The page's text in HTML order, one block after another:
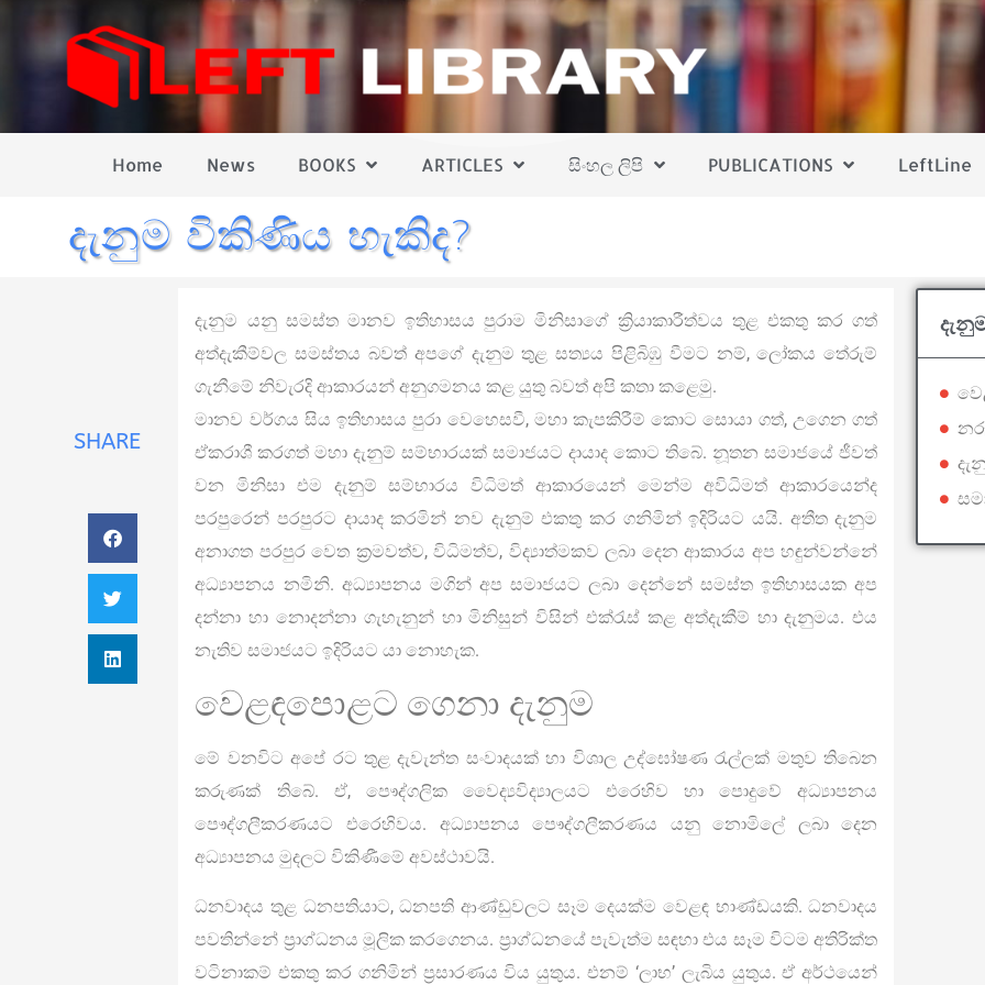
Home News BOOKS ARTICLES සිංහල ලිපි PUBLICATIONS LeftLine
දැනුම විකිණිය හැකිද?
SHARE
දැනුම යනු සමස්ත මානව ඉතිහාසය පුරාම මිනිසාගේ ක්‍රියාකාරීත්වය තුළ එකතු කර ගත්
අත්දැකීම්වල සමස්තය බවත් අපගේ දැනුම තුළ සත්‍යය පිළිබිඹු වීමට නම්, ලෝකය තේරුම්
ගැනීමේ නිවැරදි ආකාරයන් අනුගමනය කළ යුතු බවත් අපි කතා කළෙමු.
මානව වර්ගය සිය ඉතිහාසය පුරා වෙහෙසවී, මහා කැපකිරීම් කොට සොයා ගත්, උගෙන ගත්
ඒකරාශී කරගත් මහා දැනුම් සම්භාරයක් සමාජයට දායාද කොට තිබේ. නූතන සමාජයේ ජීවත්
වන මිනිසා එම දැනුම් සම්භාරය විධිමත් ආකාරයෙන් මෙන්ම අවිධිමත් ආකාරයෙන්ද
පරපුරෙන් පරපුරට දායාද කරමින් නව දැනුම් එකතු කර ගනිමින් ඉදිරියට යයි. අතීත දැනුම
අනාගත පරපුර වෙත ක්‍රමවත්ව, විධිමත්ව, විද්‍යාත්මකව ලබා දෙන ආකාරය අප හඳුන්වන්නේ
අධ්‍යාපනය නමිනි. අධ්‍යාපනය මගින් අප සමාජයට ලබා දෙන්නේ සමස්ත ඉතිහාසයක අප
දන්නා හා නොදන්නා ගැහැනුන් හා මිනිසුන් විසින් එක්රැස් කළ අත්දැකීම් හා දැනුමය. එය
නැතිව සමාජයට ඉදිරියට යා නොහැක.
වෙළඳපොළට ගෙනා දැනුම
මේ වනවිට අපේ රට තුළ දැවැන්ත සංවාදයක් හා විශාල උද්ඝෝෂණ රැල්ලක් මතුව තිබෙන
කරුණක් තිබේ. ඒ, පෞද්ගලික වෛද්‍යවිද්‍යාලයට එරෙහිව හා පොදුවේ අධ්‍යාපනය
පෞද්ගලීකරණයට එරෙහිවය. අධ්‍යාපනය පෞද්ගලීකරණය යනු නොමිලේ ලබා දෙන
අධ්‍යාපනය මුදලට විකිණීමේ අවස්ථාවයි.
ධනවාදය තුළ ධනපතියාට, ධනපති ආණ්ඩුවලට සෑම දෙයක්ම වෙළඳ භාණ්ඩයකි. ධනවාදය
පවතින්නේ ප්‍රාග්ධනය මූලික කරගෙනය. ප්‍රාග්ධනයේ පැවැත්ම සඳහා එය සෑම විටම අතිරික්ත
වටිනාකම් එකතු කර ගනිමින් ප්‍රසාරණය විය යුතුය. එනම් ‘ලාභ’ ලැබිය යුතුය. ඒ අර්ථයෙන්